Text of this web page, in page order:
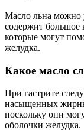
Масло льна можно
содержит большое
которые могут
желудка.
Какое масло
При гастрите
насыщенных
поскольку они
оболочки желудка.